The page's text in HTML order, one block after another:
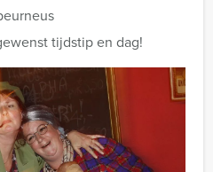
tijdstip en dag!